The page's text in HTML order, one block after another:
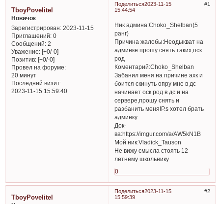
Поделиться 1
2023-11-15
15:44:54
TboyPovelitel
Новичок
Зарегистрирован: 2023-11-15
Приглашений:0
Сообщений:2
Уважение: [+0/-0]
Позитив: [+0/-0]
Провел на форуме:
20 минут
Последний визит:
2023-11-15 15:59:40
Ник админа:Choko_Shelban(5
ранг)
Причина жалобы:Неодыкват на
админке прошу снять таких,оск
род
Коментарий:Choko_Shelban
Забанил меня на причине ахк и
боится скинуть опру мне в дс
начинает оск род в дс и на
сервере,прошу снять и
разбанить меня!P.s хотел брать
админку
Док-
ва:https://imgur.com/a/AW5kN1B
Мой ник:Vladick_Tauson
Не вижу смысла стоять 12
летнему школьнику
0
Поделиться 2
2023-11-15
15:59:39
TboyPovelitel